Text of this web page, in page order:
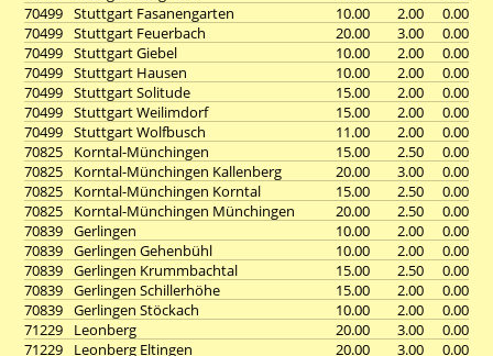
70499 Stuttgart Fasanengarten 10.00 2.00
0.00
70499 Stuttgart Feuerbach 20.00 3.00
0.00
70499 Stuttgart Giebel 10.00 2.00
0.00
70499 Stuttgart Hausen 10.00 2.00
0.00
70499 Stuttgart Solitude 15.00 2.00
0.00
70499 Stuttgart Weilimdorf 15.00 2.00
0.00
70499 Stuttgart Wolfbusch 11.00 2.00
0.00
70825
Korntal-Münchingen 15.00 2.50
0.00
70825
Korntal-Münchingen Kallenberg 20.00 3.00
0.00
70825
Korntal-Münchingen Korntal 15.00 2.50
0.00
70825
Korntal-Münchingen Münchingen 20.00 2.50
0.00
70839 Gerlingen 10.00 2.00
0.00
70839 Gerlingen Gehenbühl 10.00 2.00
0.00
70839 Gerlingen Krummbachtal 15.00 2.50
0.00
70839 Gerlingen Schillerhöhe 15.00 2.00
0.00
70839 Gerlingen Stöckach 10.00 2.00
0.00
71229
Leonberg 20.00 3.00
0.00
71229
Leonberg Eltingen 20.00 3.00
0.00